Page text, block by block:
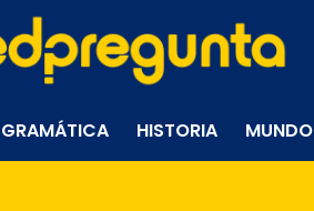
GRAMÁTICA HISTORIA MUNDO